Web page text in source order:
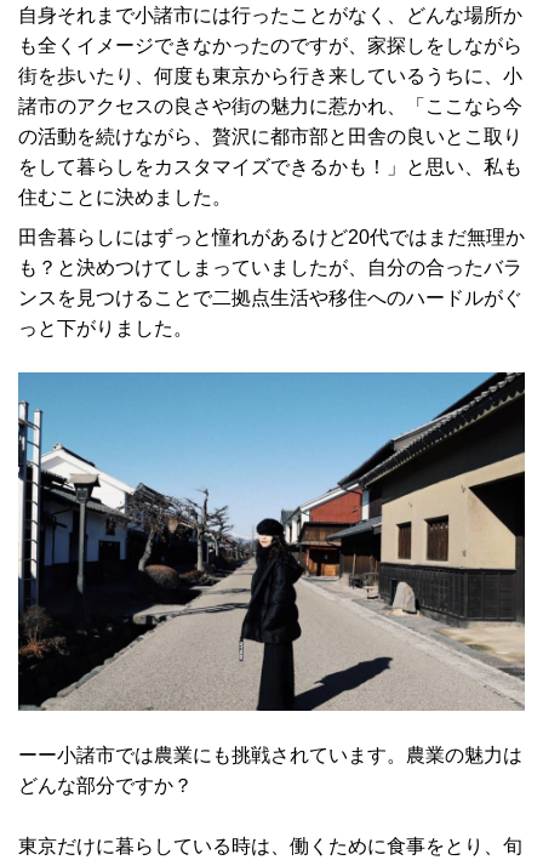
自身それまで小諸市には行ったことがなく、どんな場所か
も全くイメージできなかったのですが、家探しをしながら
街を歩いたり、何度も東京から行き来しているうちに、小
諸市のアクセスの良さや街の魅力に惹かれ、「ここなら今
の活動を続けながら、贅沢に都市部と田舎の良いとこ取り
をして暮らしをカスタマイズできるかも！」と思い、私も
住むことに決めました。
田舎暮らしにはずっと憧れがあるけど20代ではまだ無理か
も？と決めつけてしまっていましたが、自分の合ったバラ
ンスを見つけることで二拠点生活や移住へのハードルがぐ
っと下がりました。
ーー小諸市では農業にも挑戦されています。農業の魅力は
どんな部分ですか？
東京だけに暮らしている時は、働くために食事をとり、旬